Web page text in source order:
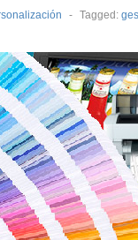
- Tagged: